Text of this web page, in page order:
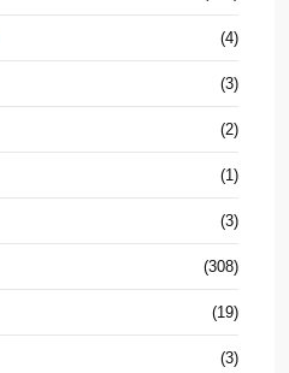
(4)
(3)
(2)
(1)
(3)
(308)
(19)
(3)